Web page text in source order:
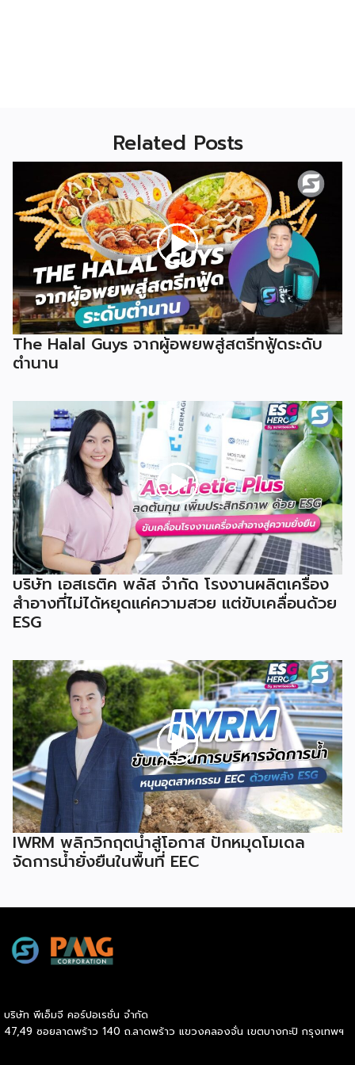
Related Posts
The Halal Guys จากผู้อพยพสู่สตรีทฟู้ดระดับ
ตำนาน
บริษัท เอสเธติค พลัส จำกัด โรงงานผลิตเครื่อง
สำอางที่ไม่ได้หยุดแค่ความสวย แต่ขับเคลื่อนด้วย
ESG
IWRM พลิกวิกฤตน้ำสู่โอกาส ปักหมุดโมเดล
จัดการน้ำยั่งยืนในพื้นที่ EEC
บริษัท พีเอ็มจี คอร์ปอเรชั่น จำกัด
47,49 ซอยลาดพร้าว 140 ถ.ลาดพร้าว แขวงคลองจั่น เขตบางกะปิ กรุงเทพฯ